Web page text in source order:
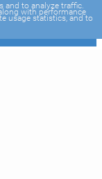
and to analyze traffic.
with performance
usage statistics, and to